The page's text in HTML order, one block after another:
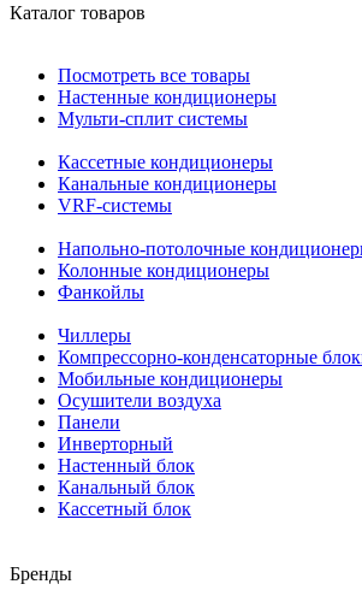
Каталог товаров
Посмотреть все товары
Настенные кондиционеры
Мульти-сплит системы
Кассетные кондиционеры
Канальные кондиционеры
VRF-системы
Напольно-потолочные
Колонные кондиционеры
Фанкойлы
Чиллеры
Компрессорно-конденсаторные
Мобильные кондиционеры
Осушители воздуха
Панели
Инверторный
Настенный блок
Канальный блок
Кассетный блок
Бренды